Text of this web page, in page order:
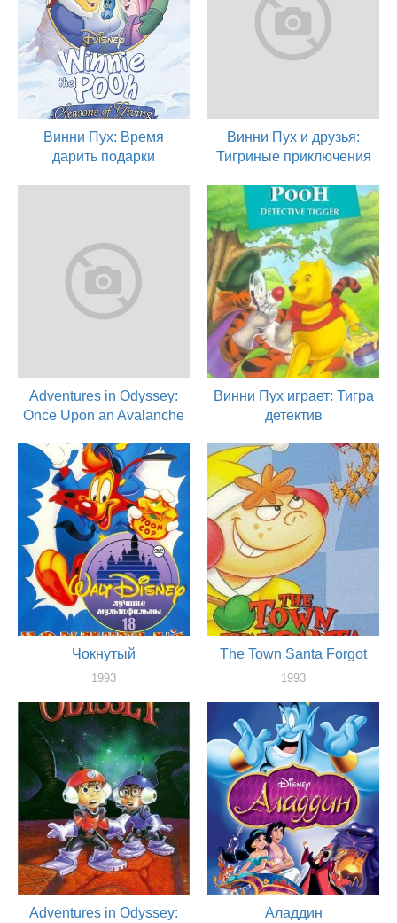
Винни Пух: Время
дарить подарки
Винни Пух и друзья:
Тигриные приключения
актер
Adventures in Odyssey:
Once Upon an Avalanche
актер
Винни Пух играет: Тигра
детектив
актер
Чокнутый
1993
The Town Santa Forgot
1993
Adventures in Odyssey:
Аладдин